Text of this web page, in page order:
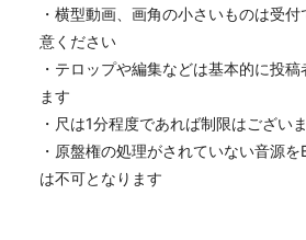
・横型動画、画角の小さいものは受
意ください
・テロップや編集などは基本的に投
ます
・尺は1分程度であれば制限はございま
・原盤権の処理がされていない音源
は不可となります